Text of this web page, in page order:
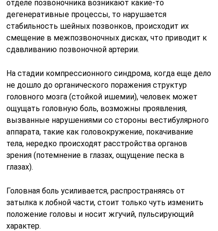
отделе позвоночника возникают какие-то
дегенеративные процессы, то нарушается
стабильность шейных позвонков, происходит их
смещение в межпозвоночных дисках, что приводит к
сдавливанию позвоночной артерии.
На стадии компрессионного синдрома, когда еще дело
не дошло до органического поражения структур
головного мозга (стойкой ишемии), человек может
ощущать головную боль, возможны проявления,
вызванные нарушениями со стороны вестибулярного
аппарата, такие как головокружение, покачивание
тела, нередко происходят расстройства органов
зрения (потемнение в глазах, ощущение песка в
глазах).
Головная боль усиливается, распространяясь от
затылка к лобной части, стоит только чуть изменить
положение головы и носит жгучий, пульсирующий
характер.